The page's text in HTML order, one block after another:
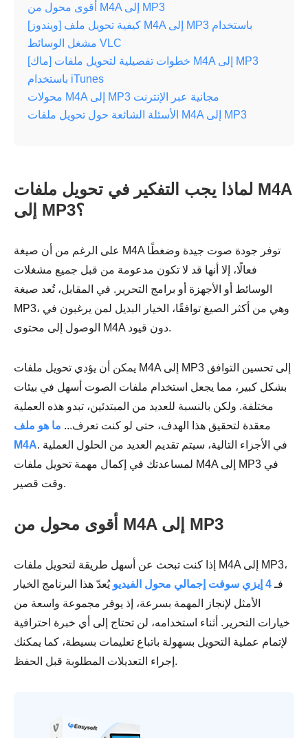
أقوى محول من M4A إلى MP3
[ويندوز] كيفية تحويل ملف M4A إلى MP3 باستخدام
مشغل الوسائط VLC
[ماك] خطوات تفصيلية لتحويل ملفات M4A إلى MP3
باستخدام iTunes
محولات M4A إلى MP3 مجانية عبر الإنترنت
الأسئلة الشائعة حول تحويل ملفات M4A إلى MP3
لماذا يجب التفكير في تحويل ملفات M4A
إلى MP3؟
على الرغم من أن صيغة M4A توفر جودة صوت جيدة وضغطًا
فعالًا، إلا أنها قد لا تكون مدعومة من قبل جميع مشغلات
الوسائط أو الأجهزة أو برامج التحرير. في المقابل، تُعد صيغة
MP3، وهي من أكثر الصيغ توافقًا، الخيار البديل لمن يرغبون في
الوصول إلى محتوى M4A دون قيود.
يمكن أن يؤدي تحويل ملفات M4A إلى MP3 إلى تحسين التوافق
بشكل كبير، مما يجعل استخدام ملفات الصوت أسهل في بيئات
مختلفة. ولكن بالنسبة للعديد من المبتدئين، تبدو هذه العملية
معقدة لتحقيق هذا الهدف، حتى لو كنت تعرف... ما هو ملف
M4A. في الأجزاء التالية، سيتم تقديم العديد من الحلول العملية
لمساعدتك في إكمال مهمة تحويل ملفات M4A إلى MP3 في
وقت قصير.
أقوى محول من M4A إلى MP3
إذا كنت تبحث عن أسهل طريقة لتحويل ملفات M4A إلى MP3،
فـ 4 إيزي سوفت إجمالي محول الفيديو
يُعدّ هذا البرنامج الخيار
الأمثل لإنجاز المهمة بسرعة، إذ يوفر مجموعة واسعة من
خيارات التحرير. أثناء استخدامه، لن تحتاج إلى أي خبرة احترافية
لإتمام عملية التحويل بسهولة باتباع تعليمات بسيطة، كما يمكنك
إجراء التعديلات المطلوبة قبل الحفظ.